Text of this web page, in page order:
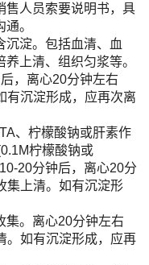
售人员索要说明书，具
。
沉淀。包括血清、血
上清、组织匀浆等。
，离心20分钟左右
有沉淀形成，应再次离
、柠檬酸钠或肝素作
柠檬酸钠或
20分钟后，离心20分
集上清。如有沉淀形
集。离心20分钟左右
。如有沉淀形成，应再